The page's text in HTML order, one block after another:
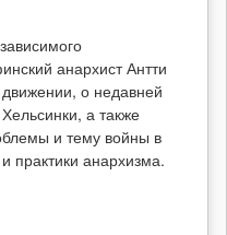
анархист Антти
о недавней
а также
и тему войны в
практики анархизма.